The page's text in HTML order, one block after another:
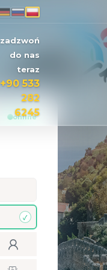
zadzwoń
do nas
teraz
+90 533
282
6245
online